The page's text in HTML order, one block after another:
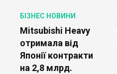
БІЗНЕС НОВИНИ
Mitsubishi Heavy
отримала від
Японії контракти
на 2,8 млрд.